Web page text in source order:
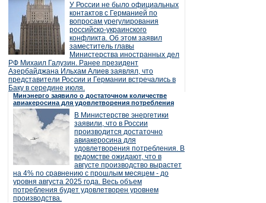
У России не было официальных
контактов с Германией по
вопросам урегулирования
российско-украинского
конфликта. Об этом заявил
заместитель главы
Министерства иностранных дел
РФ Михаил Галузин. Ранее президент
Азербайджана Ильхам Алиев заявлял, что
представители России и Германии встречались в
Баку в середине июля.
Минэнерго заявило о достаточном количестве
авиакеросина для удовлетворения потребления
В Министерстве энергетики
заявили, что в России
производится достаточно
авиакеросина для
удовлетворения потребления. В
ведомстве ожидают, что в
августе производство вырастет
на 4% по сравнению с прошлым месяцем - до
уровня августа 2025 года. Весь объем
потребления будет удовлетворен уровнем
производства.